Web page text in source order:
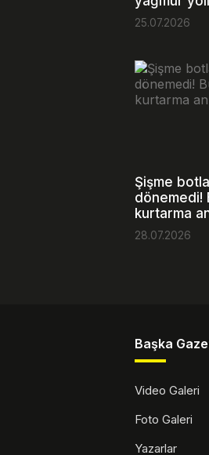
25.07.2026
Şişme botla
dönemedi!
kurtarma
28.07.2026
Başka
Video Galeri
Foto Galeri
Yazarlar